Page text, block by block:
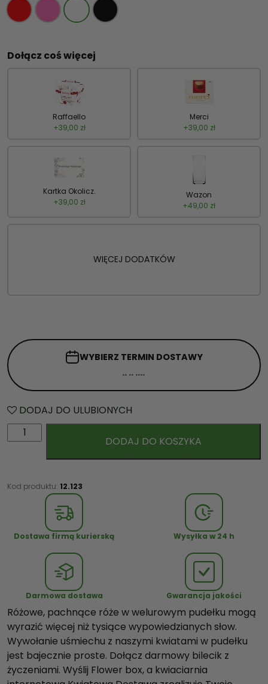
Dołącz coś więcej
Raffaello
+39,00 zł
Merci
+39,00 zł
Kartka Okolicz.
+39,00 zł
Wazon
+49,00 zł
WIĘCEJ DODATKÓW
WYBIERZ TERMIN DOSTAWY
DODAJ DO ULUBIONYCH
l
ć
ż
e
w
b
i
DODAJ DO KOSZYKA
Kod produktu: 12.123
Dostawa firmą kurierską Wysyłka w 24 h
Darmowa dostawa Gwarancja jakości
Różowe, pachnące róże w welurowym pudełku mogą
wyrazić więcej niż tysiące wypowiedzianych słow.
Wywołanie uśmiechu z naszymi kwiatami w pudełku
jest bajecznie proste. Dołącz darmowy bilecik z
życzeniami. Wyślij Flower box, a kwiaciarnia